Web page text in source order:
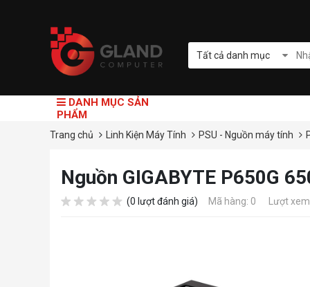
Tất cả danh mục
DANH MỤC SẢN
PHẨM
Trang chủ Linh Kiện Máy Tính PSU - Nguồn máy tính
Nguồn GIGABYTE P650G
(0 lượt đánh giá) Mã hàng: 0 Lượt